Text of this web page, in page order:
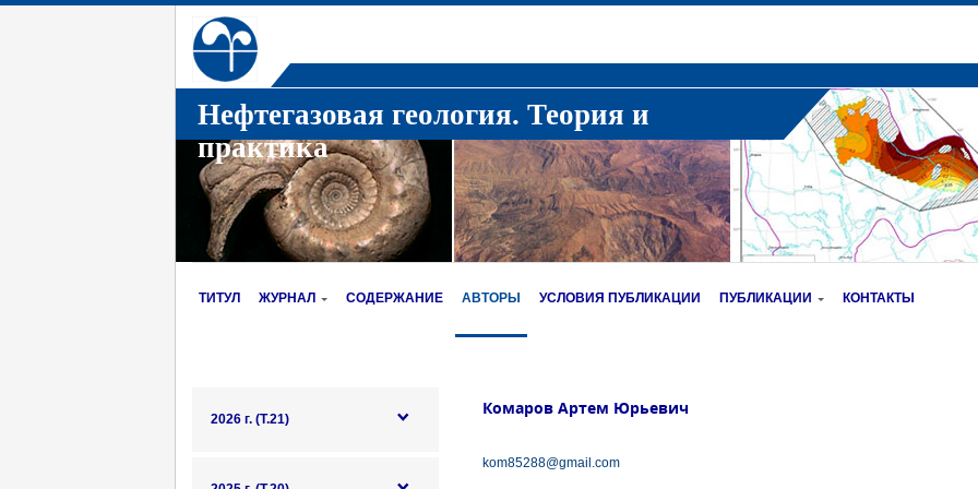
Нефтегазовая геология. Теория и
практика
ТИТУЛ ЖУРНАЛ СОДЕРЖАНИЕ АВТОРЫ УСЛОВИЯ ПУБЛИКАЦИИ ПУБЛИКАЦИИ КОНТАКТЫ
2026 г. (Т.21)
Комаров Артем Юрьевич
kom85288@gmail.com